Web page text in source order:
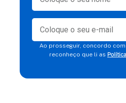
Ao prosseguir, concordo
reconheço que li as